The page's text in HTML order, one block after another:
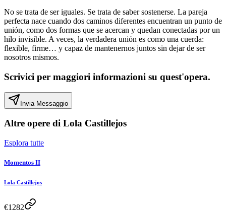
No se trata de ser iguales. Se trata de saber sostenerse. La pareja
perfecta nace cuando dos caminos diferentes encuentran un punto de
unión, como dos formas que se acercan y quedan conectadas por un
hilo invisible. A veces, la verdadera unión es como una cuerda:
flexible, firme… y capaz de mantenernos juntos sin dejar de ser
nosotros mismos.
Scrivici per maggiori informazioni su quest'opera.
Invia Messaggio
Altre opere di Lola Castillejos
Esplora tutte
Momentos II
Lola Castillejos
€1282